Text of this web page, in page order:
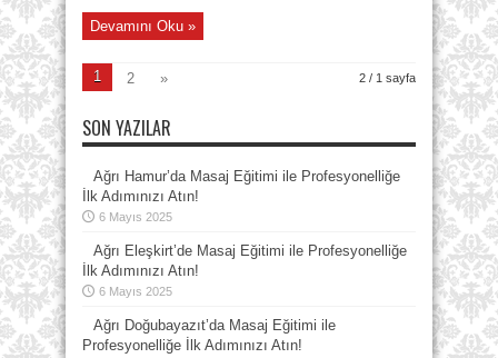
Devamını Oku »
2 / 1 sayfa
1 2 »
SON YAZILAR
Ağrı Hamur’da Masaj Eğitimi ile Profesyonelliğe
İlk Adımınızı Atın!
6 Mayıs 2025
Ağrı Eleşkirt’de Masaj Eğitimi ile Profesyonelliğe
İlk Adımınızı Atın!
6 Mayıs 2025
Ağrı Doğubayazıt’da Masaj Eğitimi ile
Profesyonelliğe İlk Adımınızı Atın!